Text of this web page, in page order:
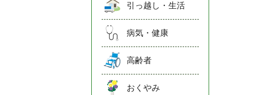
引っ越し・生活
病気・健康
高齢者
おくやみ